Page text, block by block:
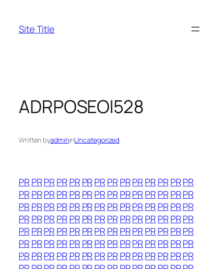
content
Site Title
ADRPOSEOI528
Written byadmininUncategorized
PRPRPRPRPR PRPRPRPRPRPRPR PRPR
PRPRPRPRPR PRPRPRPRPRPRPR PRPR
PRPRPRPRPR PRPRPRPRPRPRPR PRPR
PRPRPRPRPR PRPRPRPRPRPRPR PRPR
PRPRPRPRPR PRPRPRPRPRPRPR PRPR
PRPRPRPRPR PRPRPRPRPRPRPR PRPR
PRPRPRPRPR PRPRPRPRPRPRPR PRPR